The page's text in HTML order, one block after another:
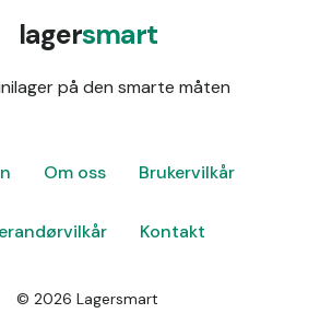
lagersmart
på den smarte måten
Om oss Brukervilkår
Kontakt
© 2026 Lagersmart